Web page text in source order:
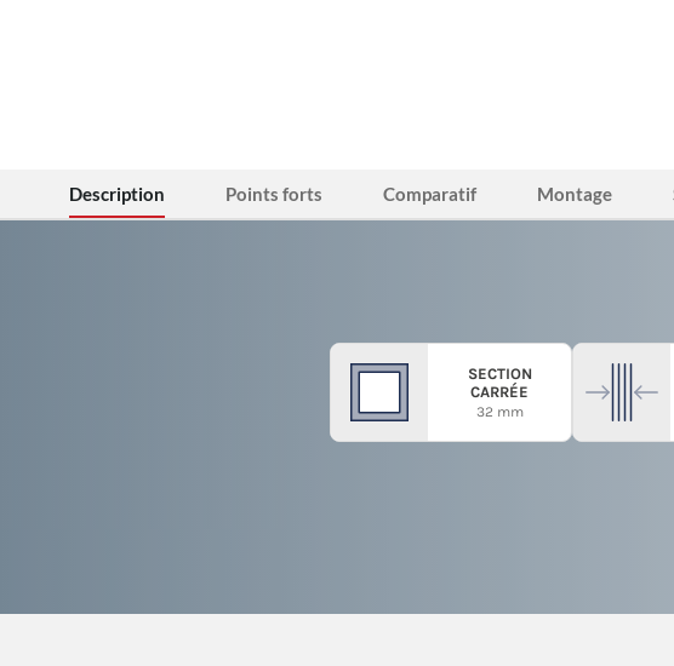
Description Points forts Comparatif Montage
SECTION
CARRÉE
32 mm